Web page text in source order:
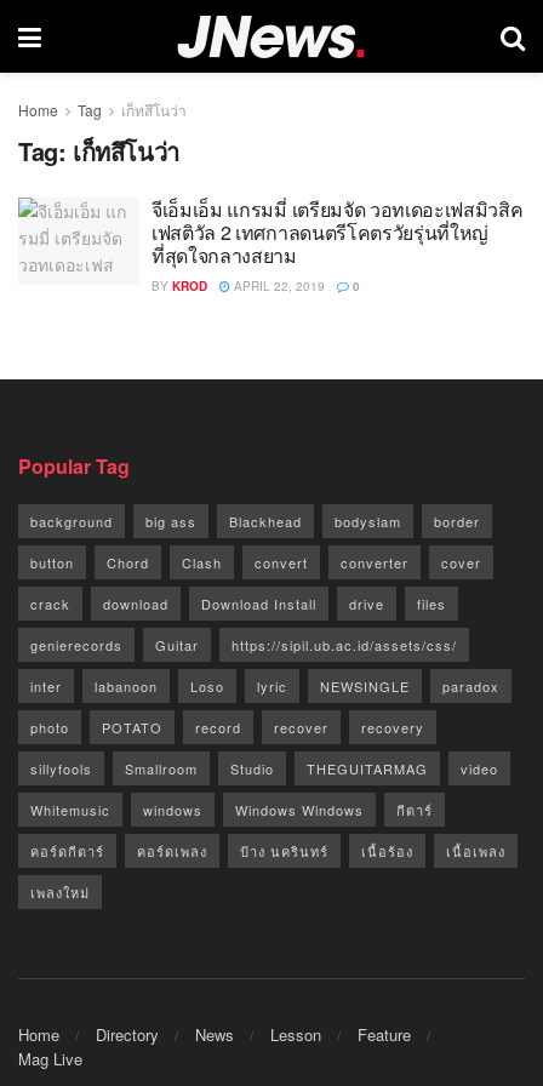
Home Tag เก็ทสึโนว่า
Tag: เก็ทสึโนว่า
จีเอ็มเอ็ม แกรมมี่ เตรียมจัด วอทเดอะเฟสมิวสิค
เฟสติวัล 2 เทศกาลดนตรีโคตรวัยรุ่นที่ใหญ่
ที่สุดใจกลางสยาม
BY KROD APRIL 22, 2019 0
Popular Tag
background big ass Blackhead bodyslam border
button Chord Clash convert converter cover
crack download Download Install drive files
genierecords Guitar https://sipil.ub.ac.id/assets/css/
inter labanoon Loso lyric NEWSINGLE paradox
photo POTATO record recover recovery
sillyfools Smallroom Studio THEGUITARMAG video
Whitemusic windows Windows Windows กีตาร์
คอร์ดกีตาร์ คอร์ดเพลง ป้าง นครินทร์ เนื้อร้อง เนื้อเพลง
เพลงใหม่
Home Directory News Lesson
Feature
Mag Live